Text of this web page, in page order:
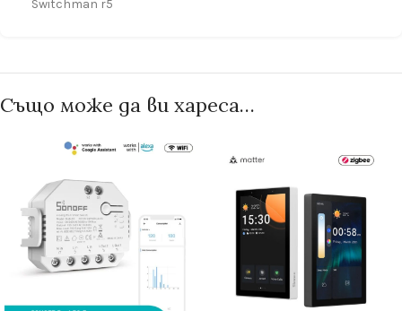
Switchman r5
Също може да ви хареса…